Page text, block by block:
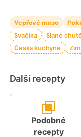
Vepřové maso
Svačina
Slané
Česká kuchyně
Další recepty
Podobné
recepty